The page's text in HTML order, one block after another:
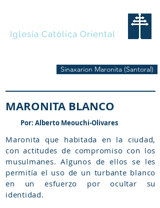
Iglesia Católica Oriental
Sinaxarion Maronita (Santoral)
MARONITA BLANCO
Por: Alberto Meouchi-Olivares
Maronita que habitada en la ciudad,
con actitudes de compromiso con los
musulmanes. Algunos de ellos se les
permitía el uso de un turbante blanco
en un esfuerzo por ocultar su
identidad.